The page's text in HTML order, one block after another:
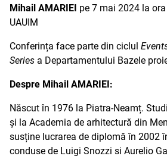
Mihail AMARIEI pe 7 mai 2024 la
UAUIM
Conferința face parte din ciclul
Series a Departamentului Bazele
Despre Mihail AMARIEI:
Născut în 1976 la Piatra-Neamț.
și la Academia de arhitectură din
susține lucrarea de diplomă în 2002
conduse de Luigi Snozzi si Aurelio